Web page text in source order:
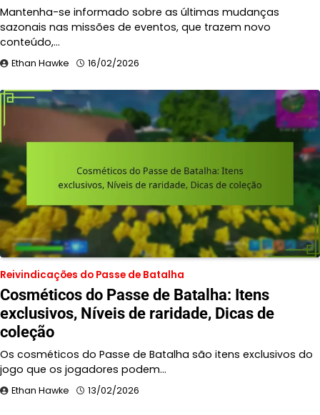
Mantenha-se informado sobre as últimas mudanças
sazonais nas missões de eventos, que trazem novo
conteúdo,…
Ethan Hawke 16/02/2026
Reivindicações do Passe de Batalha
Cosméticos do Passe de Batalha: Itens
exclusivos, Níveis de raridade, Dicas de
coleção
Os cosméticos do Passe de Batalha são itens exclusivos do
jogo que os jogadores podem…
Ethan Hawke 13/02/2026